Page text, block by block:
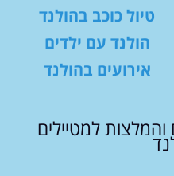
טיול כוכב בהולנד
הולנד עם ילדים
אירועים בהולנד
למטיילים